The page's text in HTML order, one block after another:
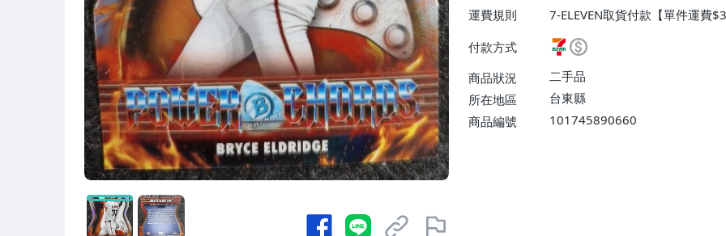
運費規則
7-ELEVEN取貨付款【單件運費
取貨不付款【單件運費$38、消
費$50、消費滿$5000免運費】
付款方式
商品狀況
二手品
所在地區
台東縣
商品編號
101745890660
2025 Topps Stadium Club
2025 Topps Chrome Platinum
2026 Topps Series 1 & 2
Racing F1
生日趣味號碼
網球 ATP WTA
2025 Topps Chrome Update